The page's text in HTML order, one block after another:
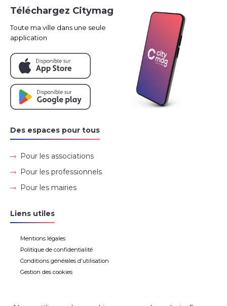
Des espaces pour tous
Pour les associations
Pour les professionnels
Pour les mairies
Liens utiles
Mentions légales
Politique de confidentialité
Conditions générales d'utilisation
Gestion des cookies
Téléchargez Citymag
Toute ma ville dans une seule
application